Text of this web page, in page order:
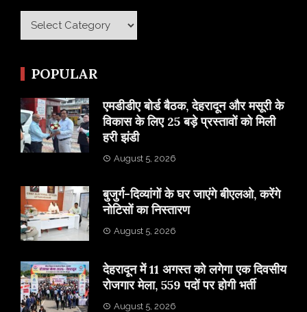
Category
POPULAR
एमडीडीए बोर्ड बैठक, देहरादून और मसूरी के
विकास के लिए 25 बड़े प्रस्तावों को मिली
हरी झंडी
August 5, 2026
बुजुर्ग-दिव्यांगों के घर जाएंगे बीएलओ, करेंगे
नोटिसों का निस्तारण
August 5, 2026
​देहरादून में 11 अगस्त को लगेगा एक दिवसीय
रोजगार मेला, 559 पदों पर होगी भर्ती
August 5, 2026